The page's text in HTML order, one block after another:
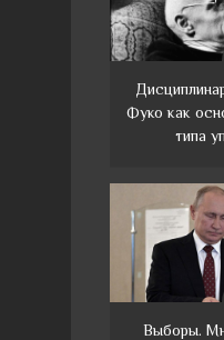
Фуко как
типа
Выборы.